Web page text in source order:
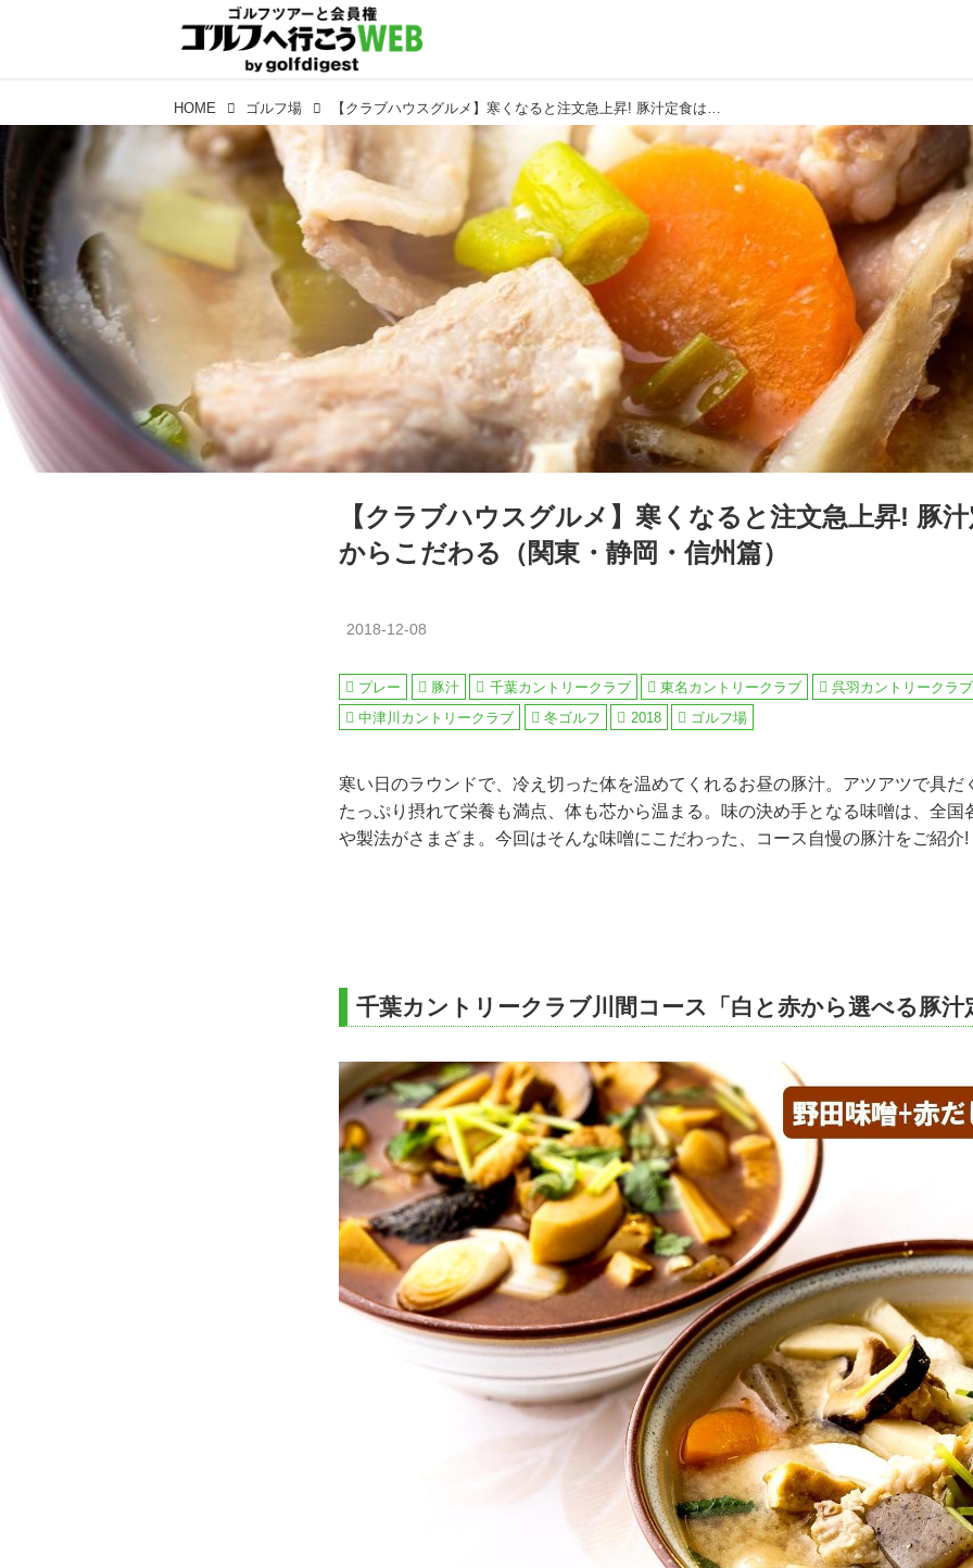
HOME ゴルフ場 【クラブハウスグルメ】寒くなると注文急上昇! 豚汁定食は味噌からこだわる（関東・静岡・信州篇）
【クラブハウスグルメ】寒くなると注文急上昇! 豚
からこだわる（関東・静岡・信州篇）
2018-12-08
プレー 豚汁 千葉カントリークラブ 東名カントリークラブ
呉羽カントリークラブ
中津川カントリークラブ
冬ゴルフ 2018 ゴルフ場
寒い日のラウンドで、冷え切った体を温めてくれるお昼の豚汁。アツアツで具だ
たっぷり摂れて栄養も満点、体も芯から温まる。味の決め手となる味噌は、全国
や製法がさまざま。今回はそんな味噌にこだわった、コース自慢の豚汁をご紹介!
千葉カントリークラブ川間コース「白と赤から選べる豚汁